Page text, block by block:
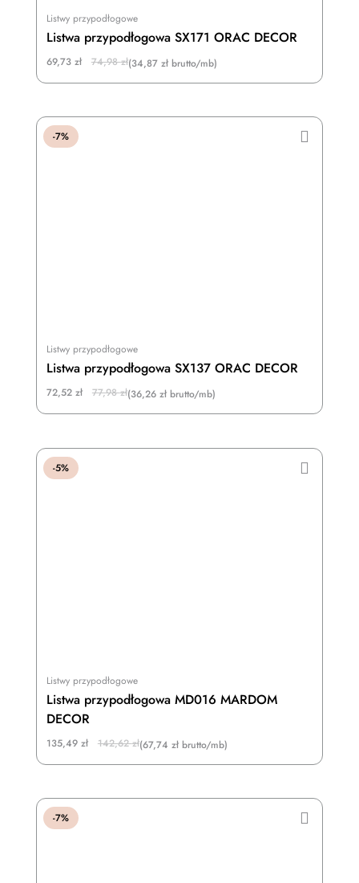
Listwy przypodłogowe
Listwa przypodłogowa SX171 ORAC DECOR
74,98zł
Original
69,73 zł
Current
(34,87 zł brutto/mb)
-7%
Listwy przypodłogowe
Listwa przypodłogowa SX137 ORAC DECOR
77,98zł
Original
72,52 zł
Current
(36,26 zł brutto/mb)
-5%
Listwy przypodłogowe
Listwa przypodłogowa MD016 MARDOM
DECOR
142,62zł
Original
135,49 zł
Current
(67,74 zł brutto/mb)
-7%